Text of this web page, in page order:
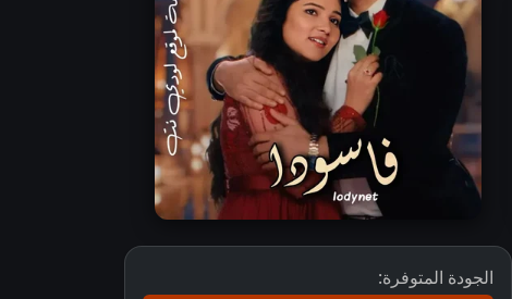
الجودة المتوفرة: